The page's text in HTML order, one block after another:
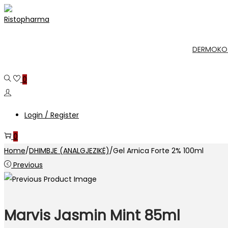
Skip
to
Skip
to
0
Login / Register
0
Home/DHIMBJE (ANALGJEZIKË)/Gel Arnica Forte 2% 100ml
Previous
Marvis Jasmin Mint 85ml